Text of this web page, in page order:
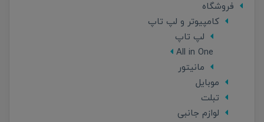
فروشگاه
کامپیوتر و لپ تاپ
لپ تاپ
All in One
مانیتور
موبایل
تبلت
لوازم جانبی